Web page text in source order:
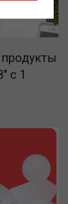
с 1